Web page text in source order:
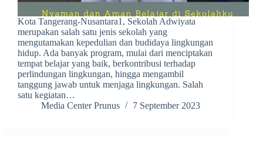
Kota Tangerang-Nusantara1, Sekolah Adwiyata
merupakan salah satu jenis sekolah yang
mengutamakan kepedulian dan budidaya lingkungan
hidup. Ada banyak program, mulai dari menciptakan
tempat belajar yang baik, berkontribusi terhadap
perlindungan lingkungan, hingga mengambil
tanggung jawab untuk menjaga lingkungan. Salah
satu kegiatan…
Media Center Prunus
7 September 2023